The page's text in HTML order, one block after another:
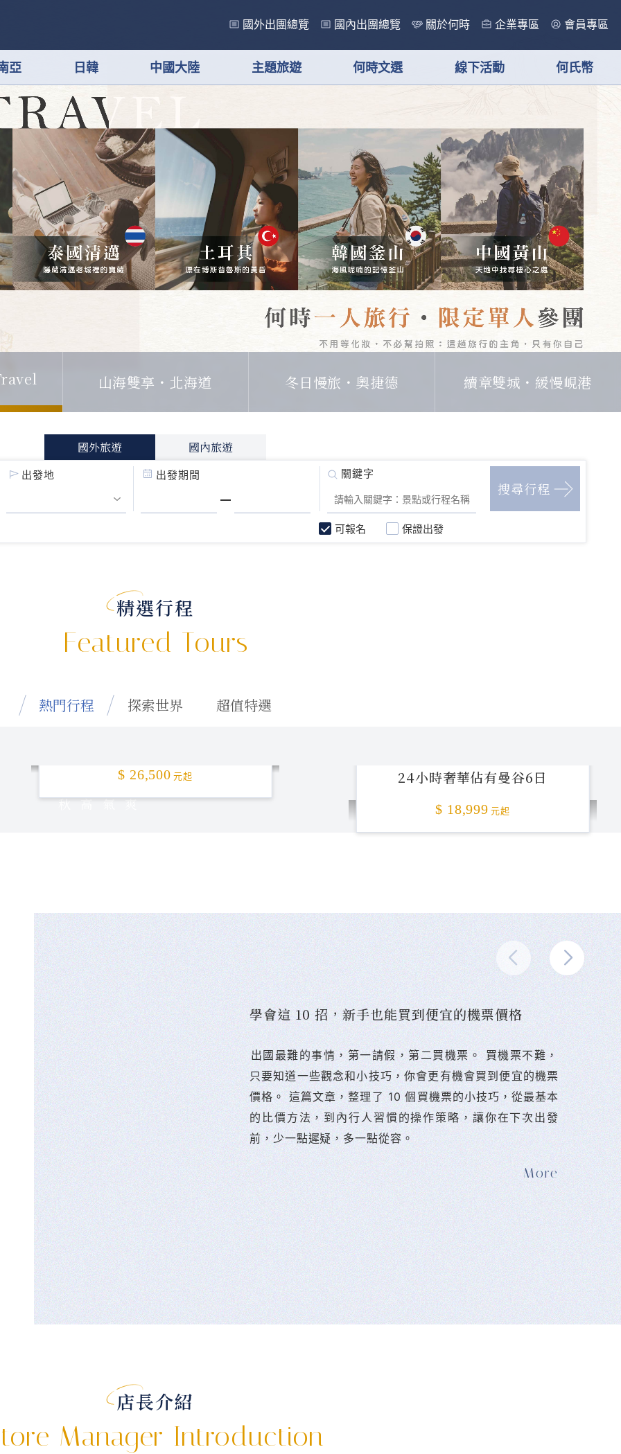
國外出團總覽 國內出團總覽 關於何時 企業專區 會員專區
亞 日韓 中國大陸 主題旅遊 何時文選 線下活動 何氏幣
山海雙享・北海道 冬日慢旅・奧捷德 續章雙城・緩慢峴港
國外旅遊 國內旅遊
出發地 出發期間
可報名 保證出發
精選行程
Featured Tours
熱門行程 探索世界 超值特選
秋高氣爽
$ 26,500 元起 24小時奢華佔有曼谷6日
$ 18,999 元起
學會這 10 招，新手也能買到便宜的機票價格
󠀠出國最難的事情，第一請假，第二買機票。 󠀠買機票不難，
只要知道一些觀念和小技巧，你會更有機會買到便宜的機票
價格。 這篇文章，整理了 10 個買機票的小技巧，從最基本
的比價方法，到內行人習慣的操作策略，讓你在下次出發
前，少一點遲疑，多一點從容。
店長介紹
Manager Introduction